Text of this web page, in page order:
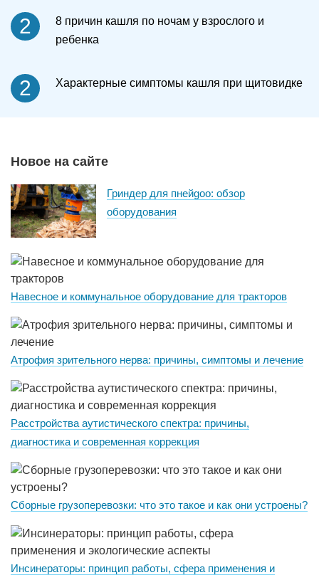
2
8 причин кашля по ночам у взрослого и
ребенка
2 Характерные симптомы кашля при щитовидке
Новое на сайте
Гриндер для пнейgoo: обзор
оборудования
Навесное и коммунальное оборудование для тракторов
Атрофия зрительного нерва: причины, симптомы и лечение
Расстройства аутистического спектра: причины,
диагностика и современная коррекция
Сборные грузоперевозки: что это такое и как они устроены?
Инсинераторы: принцип работы, сфера применения и